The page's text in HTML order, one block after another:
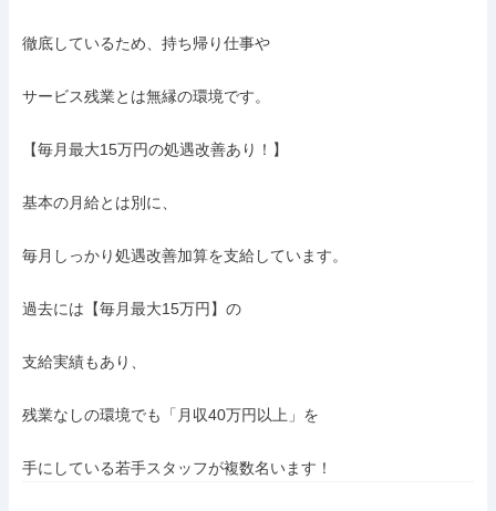
徹底しているため、持ち帰り仕事や
サービス残業とは無縁の環境です。
【毎月最大15万円の処遇改善あり！】
基本の月給とは別に、
毎月しっかり処遇改善加算を支給しています。
過去には【毎月最大15万円】の
支給実績もあり、
残業なしの環境でも「月収40万円以上」を
手にしている若手スタッフが複数名います！